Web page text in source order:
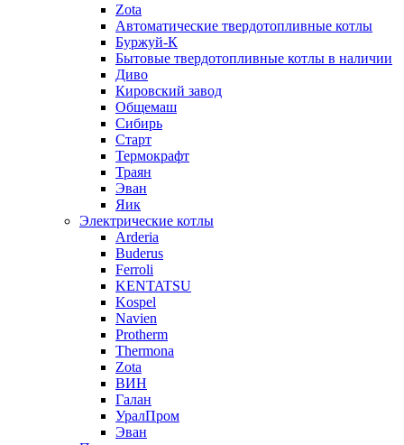
Zota
Автоматические твердотопливные котлы
Буржуй-К
Бытовые твердотопливные котлы в наличии
Диво
Кировский завод
Общемаш
Сибирь
Старт
Термокрафт
Траян
Эван
Яик
Электрические котлы
Arderia
Buderus
Ferroli
KENTATSU
Kospel
Navien
Protherm
Thermona
Zota
ВИН
Галан
УралПром
Эван